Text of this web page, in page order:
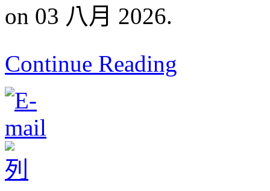
on 03 八月 2026.
Continue Reading